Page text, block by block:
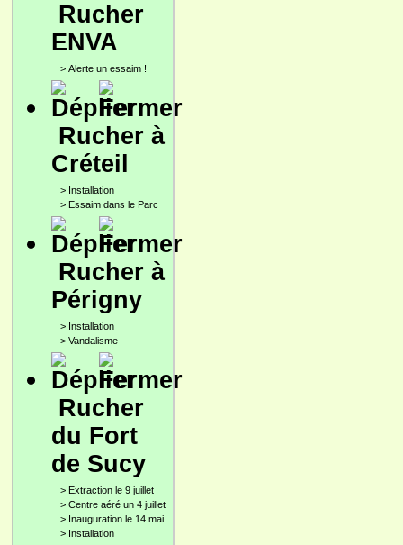
Rucher
ENVA
> Alerte un essaim !
Rucher à
Créteil
> Installation
> Essaim dans le Parc
Rucher à
Périgny
> Installation
> Vandalisme
Rucher
du Fort
de Sucy
> Extraction le 9 juillet
> Centre aéré un 4 juillet
> Inauguration le 14 mai
> Installation